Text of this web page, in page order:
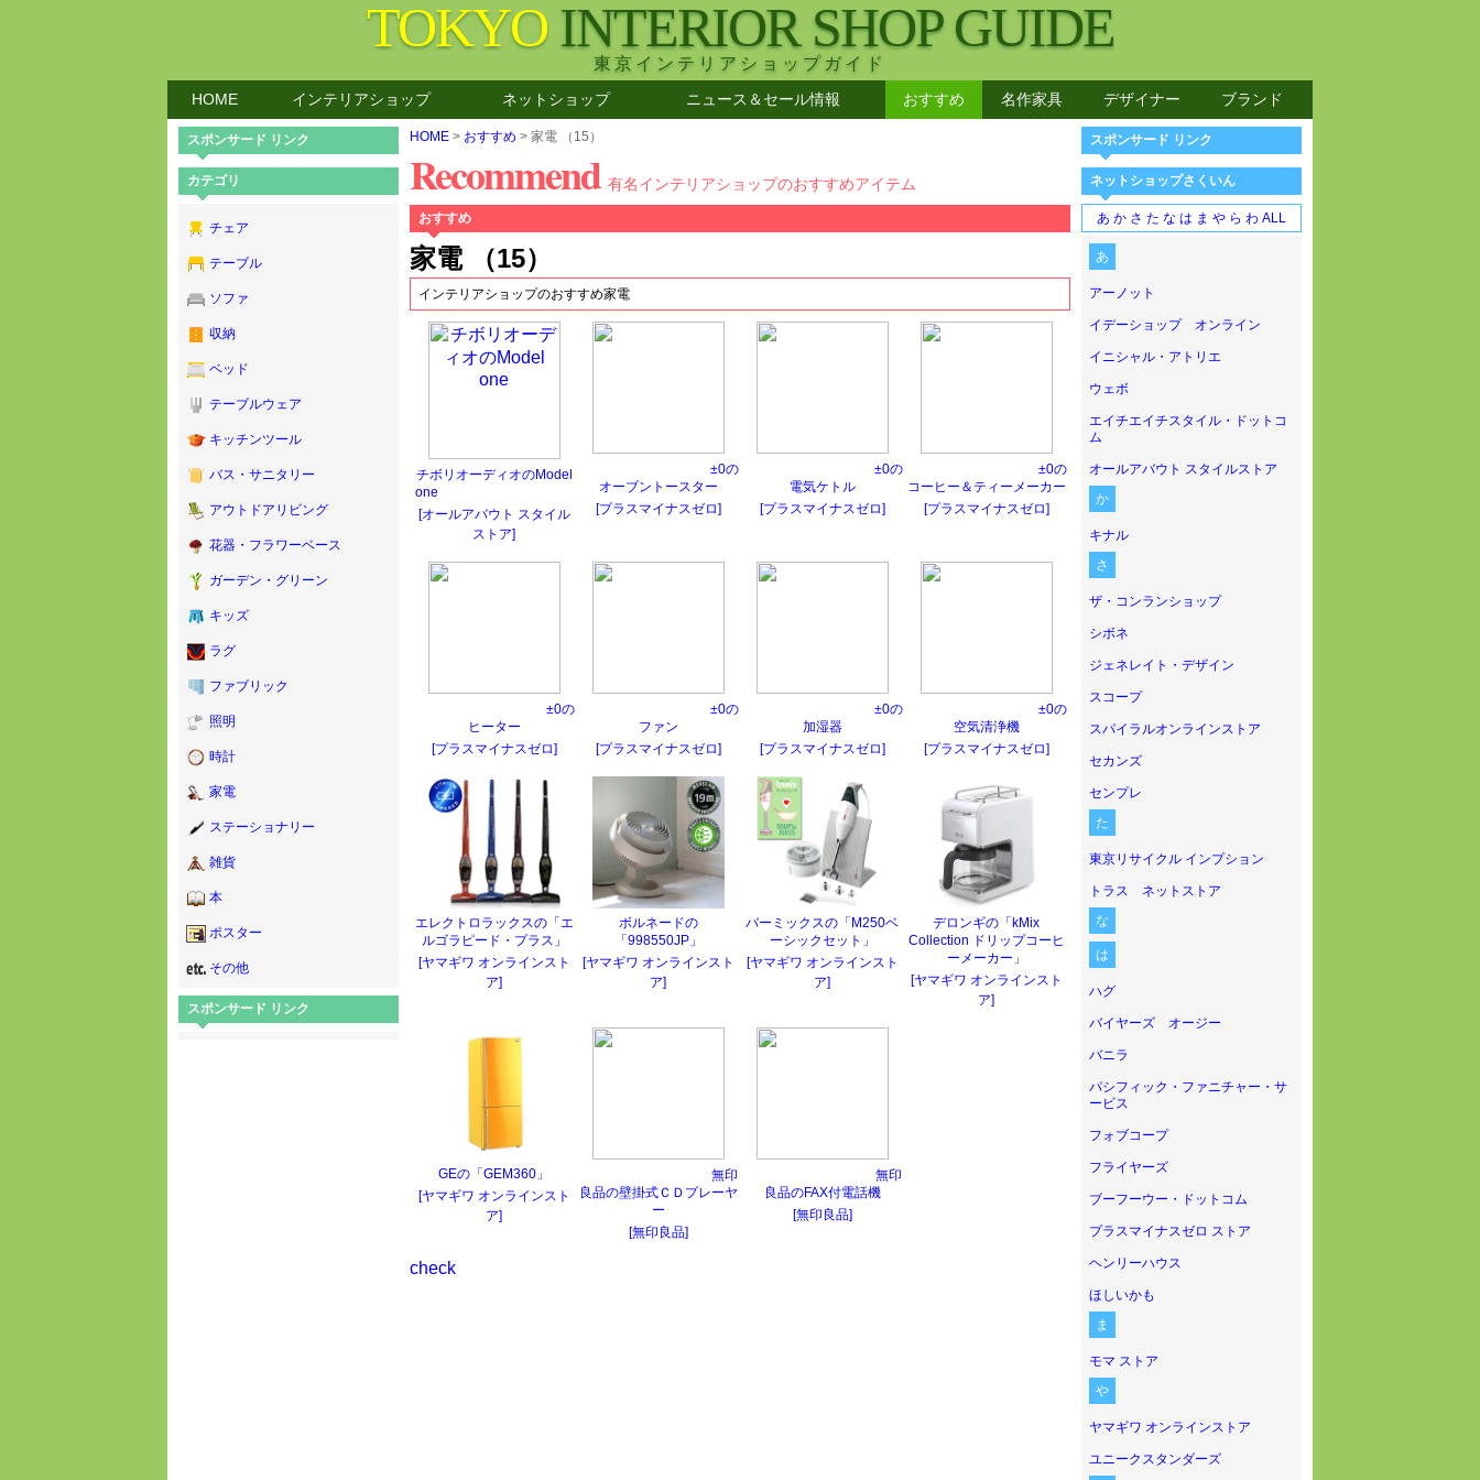
TOKYOINTERIOR SHOP GUIDE
東京インテリアショップガイド
HOME インテリアショップ ネットショップ ニュース＆セール情報 おすすめ 名作家具 デザイナー ブランド
スポンサード リンク
カテゴリ
チェア
テーブル
ソファ
収納
ベッド
テーブルウェア
キッチンツール
バス・サニタリー
アウトドアリビング
花器・フラワーベース
ガーデン・グリーン
キッズ
ラグ
ファブリック
照明
時計
家電
ステーショナリー
雑貨
本
ポスター
その他
スポンサード リンク
HOME > おすすめ > 家電 （15）
Recommend 有名インテリアショップのおすすめアイテム
おすすめ
家電 （15）
インテリアショップのおすすめ家電
チボリオーディオのModel
one
[オールアバウト スタイル
ストア]
±0の
オーブントースター
[プラスマイナスゼロ]
±0の
電気ケトル
[プラスマイナスゼロ]
±0の
コーヒー＆ティーメーカー
[プラスマイナスゼロ]
±0の
ヒーター
[プラスマイナスゼロ]
±0の
ファン
[プラスマイナスゼロ]
±0の
加湿器
[プラスマイナスゼロ]
±0の
空気清浄機
[プラスマイナスゼロ]
エレクトロラックスの「エ
ルゴラピード・プラス」
[ヤマギワ オンラインスト
ア]
ボルネードの
「998550JP」
[ヤマギワ オンラインスト
ア]
バーミックスの「M250ベ
ーシックセット」
[ヤマギワ オンラインスト
ア]
デロンギの「kMix
Collection ドリップコーヒ
ーメーカー」
[ヤマギワ オンラインスト
ア]
GEの「GEM360」
[ヤマギワ オンラインスト
ア]
無印
良品の壁掛式ＣＤプレーヤ
ー
[無印良品]
無印
良品のFAX付電話機
[無印良品]
check
スポンサード リンク
ネットショップさくいん
あ か さ た な は ま や ら わ ALL
あ
アーノット
イデーショップ オンライン
イニシャル・アトリエ
ウェボ
エイチエイチスタイル・ドットコ
ム
オールアバウト スタイルストア
か
キナル
さ
ザ・コンランショップ
シボネ
ジェネレイト・デザイン
スコープ
スパイラルオンラインストア
セカンズ
センプレ
た
東京リサイクル インプション
トラス ネットストア
な
は
ハグ
バイヤーズ オージー
バニラ
パシフィック・ファニチャー・サ
ービス
フォブコープ
フライヤーズ
ブーフーウー・ドットコム
プラスマイナスゼロ ストア
ヘンリーハウス
ほしいかも
ま
モマ ストア
や
ヤマギワ オンラインストア
ユニークスタンダーズ